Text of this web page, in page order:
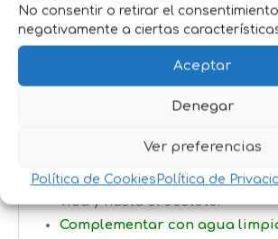
No consentir o retirar el
negativamente a ciertas
Aceptar
Denegar
Ver preferencias
Política de Cookies Política de
Características del Producto:
Saco de 30 Kg.
Presentación:Pienso en
calidad, más fácil de masticar
Uso recomendado:Administrar
disposición desde los
vida y hasta el destete.
Complementar con agua